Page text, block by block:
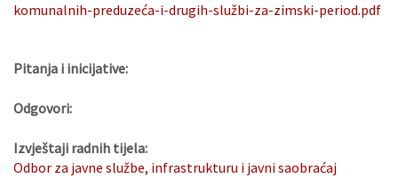
komunalnih-preduzeća-i-drugih-službi-za-zimski-period.pdf
Pitanja i inicijative:
Odgovori:
Izvještaji radnih tijela:
Odbor za javne službe, infrastrukturu i javni saobraćaj